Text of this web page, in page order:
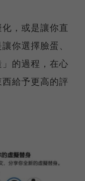
，或是讓你直
你選擇臉蛋、
的過程，在心
給予更高的評